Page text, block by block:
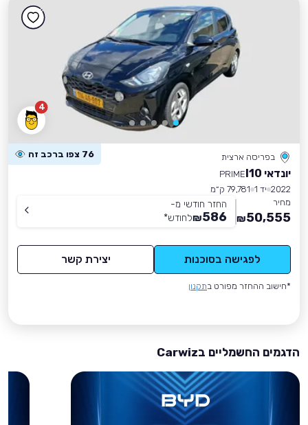
4
בפריסה ארצית 76 צפו ברכב זה
יונדאי I10
PRIME
2022 יד 1
79,781 ק״מ
מחיר
50,555
₪
החזר חודשי מ-
586
₪לחודש*
לפגישה בסוכנות יצירת קשר
*חישוב ההחזר מפורט בתקנון
הדגמים החשמליים בCarwiz